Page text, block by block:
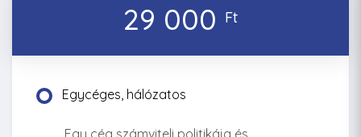
29 000 Ft
Egycéges, hálózatos